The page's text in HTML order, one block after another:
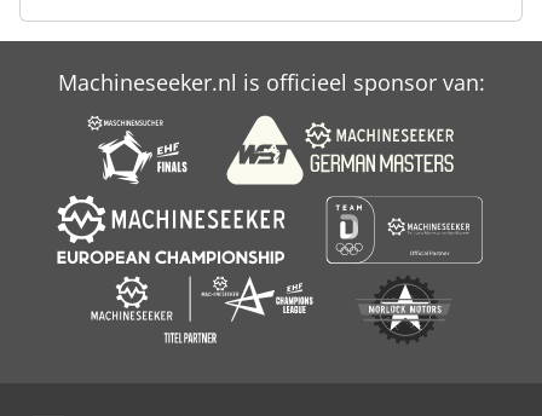
Vogel
Vogel Schemmann
Machineseeker.nl is officieel sponsor van: